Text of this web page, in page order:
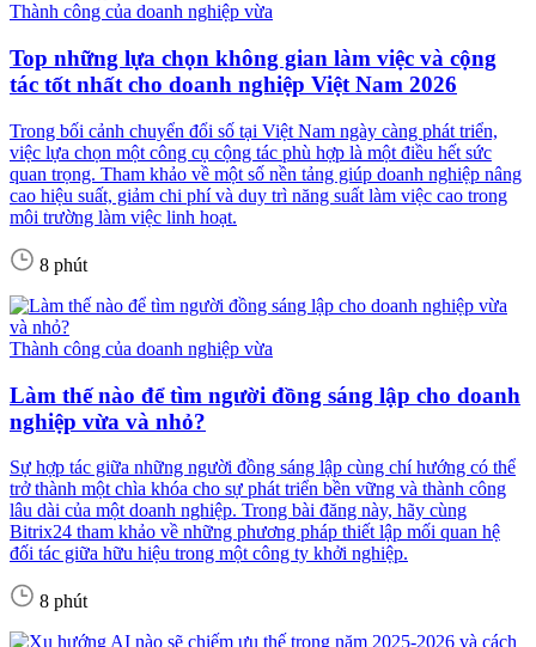
Thành công của doanh nghiệp vừa
Top những lựa chọn không gian làm việc và cộng
tác tốt nhất cho doanh nghiệp Việt Nam 2026
Trong bối cảnh chuyển đổi số tại Việt Nam ngày càng phát triển,
việc lựa chọn một công cụ cộng tác phù hợp là một điều hết sức
quan trọng. Tham khảo về một số nền tảng giúp doanh nghiệp nâng
cao hiệu suất, giảm chi phí và duy trì năng suất làm việc cao trong
môi trường làm việc linh hoạt.
8 phút
Thành công của doanh nghiệp vừa
Làm thế nào để tìm người đồng sáng lập cho doanh
nghiệp vừa và nhỏ?
Sự hợp tác giữa những người đồng sáng lập cùng chí hướng có thể
trở thành một chìa khóa cho sự phát triển bền vững và thành công
lâu dài của một doanh nghiệp. Trong bài đăng này, hãy cùng
Bitrix24 tham khảo về những phương pháp thiết lập mối quan hệ
đối tác giữa hữu hiệu trong một công ty khởi nghiệp.
8 phút